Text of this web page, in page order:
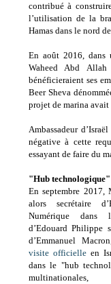
contribué à
l’utilisation de la
Hamas dans le nord
En août 2016,
Waheed Abd
bénéficieraient ses
Beer Sheva
projet de marina
Ambassadeur
négative à cette
essayant de faire du
"Hub technologique"
En septembre
alors secrétaire
Numérique dans
d’Edouard Philippe
d’Emmanuel
visite officielleen
dans le "hub